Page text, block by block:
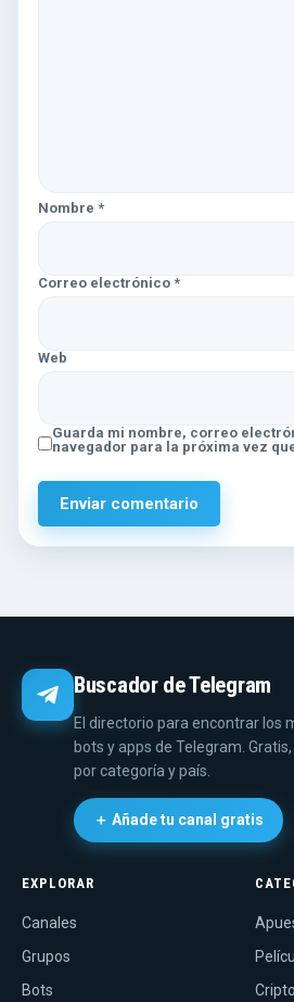
Nombre *
Correo electrónico *
Web
Guarda mi nombre, correo
navegador para la próxima vez
Buscador de Telegram
El directorio para encontrar los
bots y apps de Telegram.
por categoría y país.
＋ Añade tu canal gratis
EXPLORAR
Canales
Grupos
Bots